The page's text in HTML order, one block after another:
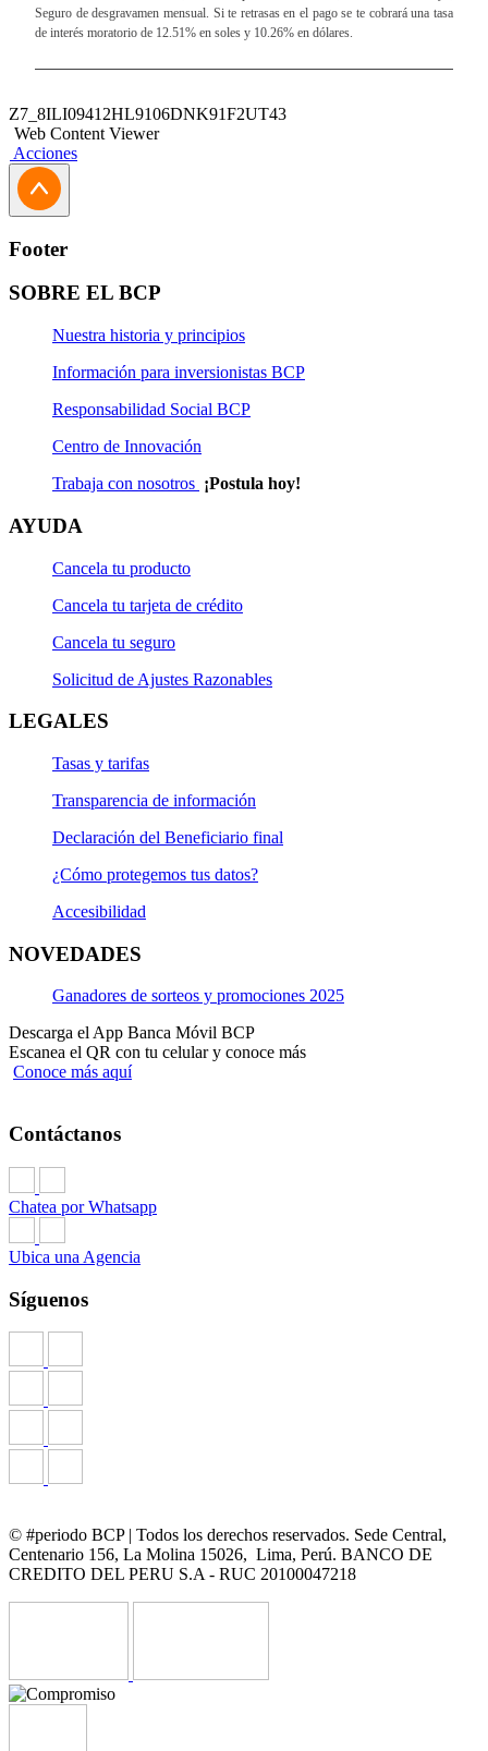
Seguro de desgravamen mensual. Si te retrasas en el pago se te cobrará una tasa
de interés moratorio de 12.51% en soles y 10.26% en dólares.
Z7_8ILI09412HL9106DNK91F2UT43
Web Content Viewer
Acciones
Footer
SOBRE EL BCP
Nuestra historia y principios
Información para inversionistas BCP
Responsabilidad Social BCP
Centro de Innovación
Trabaja con nosotros ¡Postula hoy!
AYUDA
Cancela tu producto
Cancela tu tarjeta de crédito
Cancela tu seguro
Solicitud de Ajustes Razonables
LEGALES
Tasas y tarifas
Transparencia de información
Declaración del Beneficiario final
¿Cómo protegemos tus datos?
Accesibilidad
NOVEDADES
Ganadores de sorteos y promociones 2025
Descarga el App Banca Móvil BCP
Escanea el QR con tu celular y conoce más
Conoce más aquí
Contáctanos
Chatea por Whatsapp
Ubica una Agencia
Síguenos
© #periodo BCP | Todos los derechos reservados. Sede Central,
Centenario 156, La Molina 15026, Lima, Perú. BANCO DE
CREDITO DEL PERU S.A - RUC 20100047218